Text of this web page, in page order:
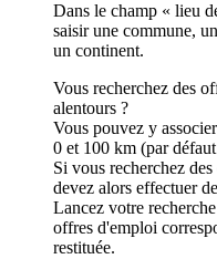
Dans le champ « lieu
saisir une commune,
un continent.
Vous recherchez des
alentours ?
Vous pouvez y
0 et 100 km (par
Si vous recherchez
devez alors effectuer
Lancez votre
offres d'emploi
restituée.